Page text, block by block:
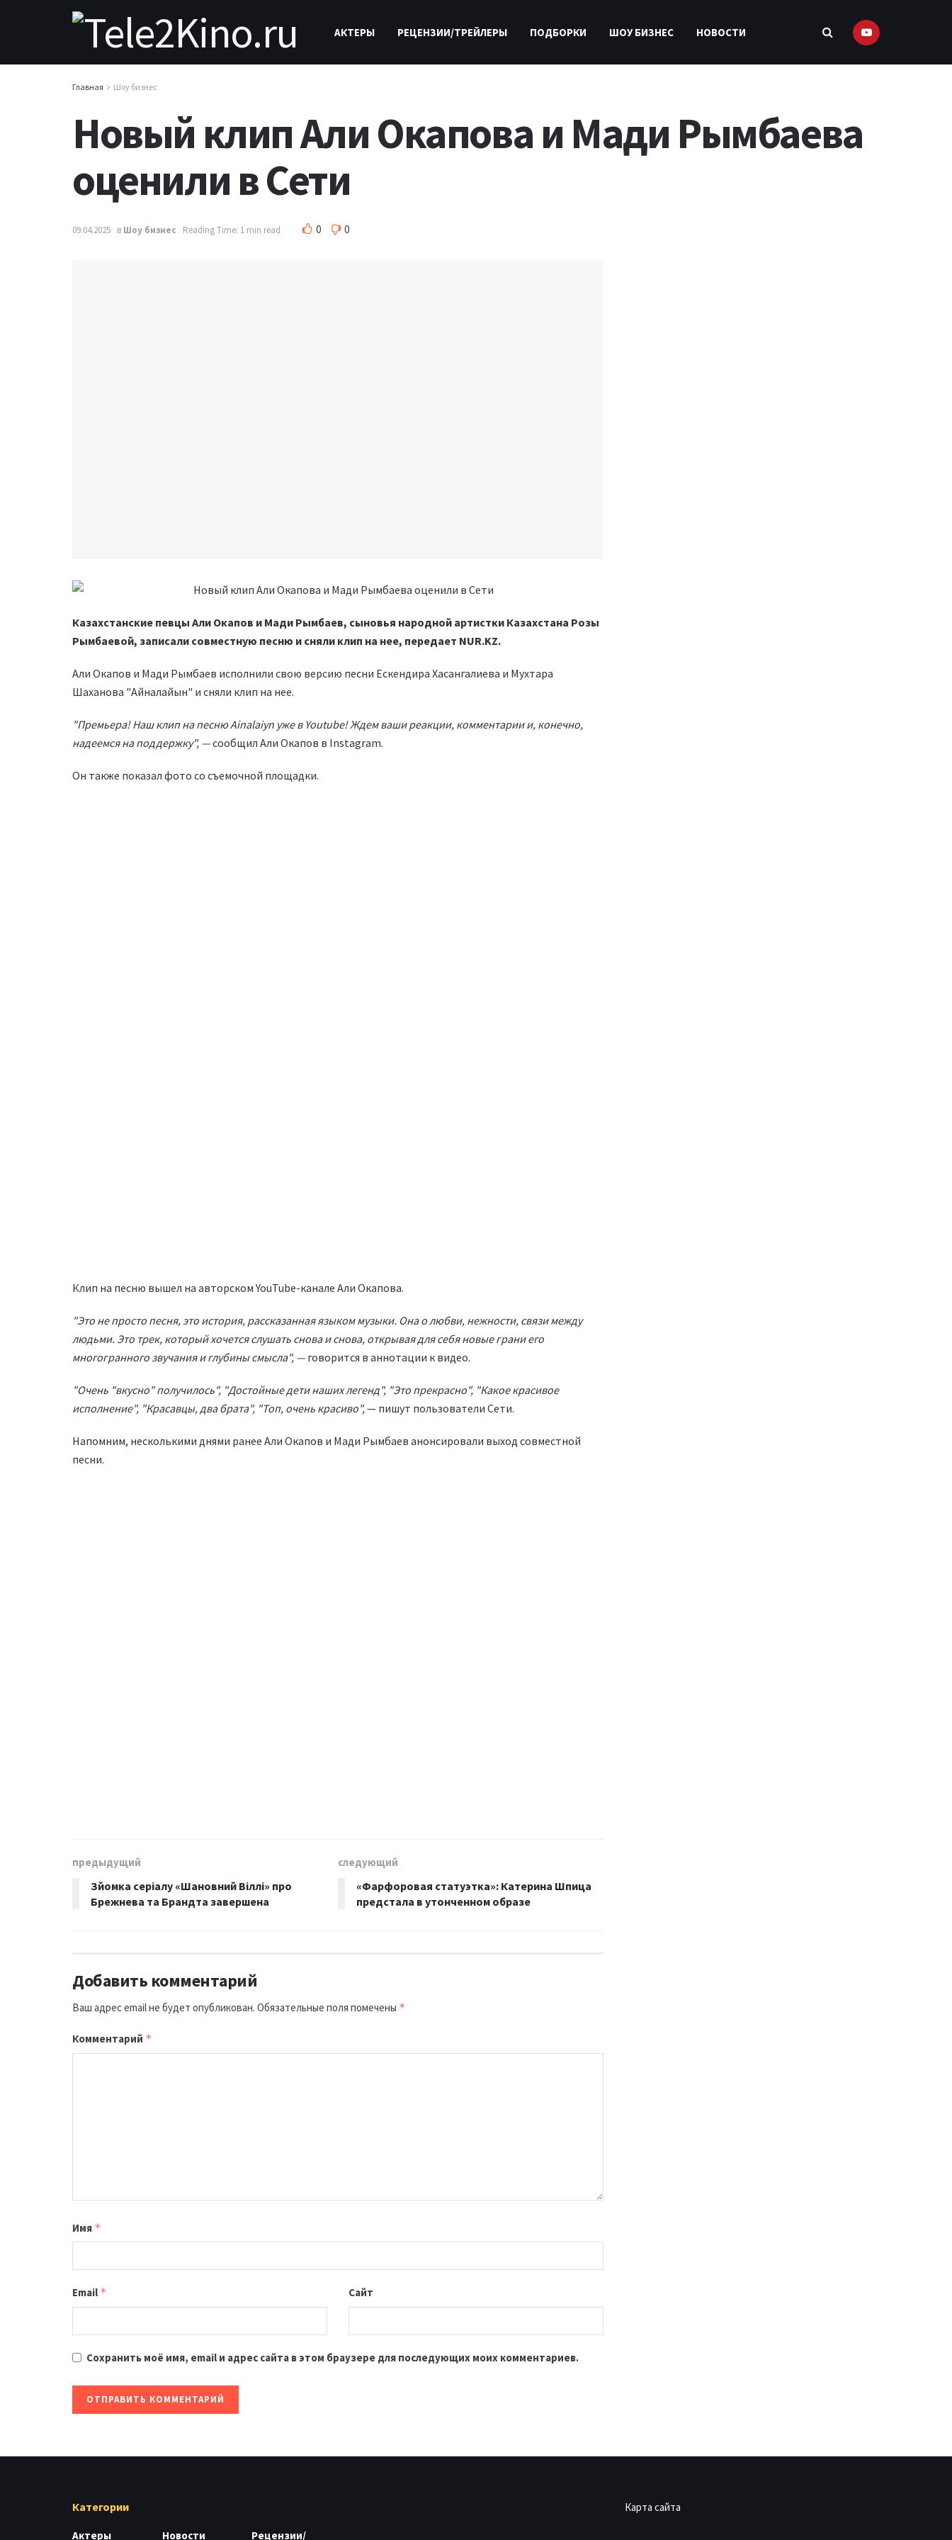
АКТЕРЫ РЕЦЕНЗИИ/ТРЕЙЛЕРЫ ПОДБОРКИ ШОУ БИЗНЕС НОВОСТИ
Главная Шоу бизнес
Новый клип Али Окапова и Мади Рымбаева
оценили в Сети
09.04.2025 в Шоу бизнес Reading Time: 1 min read 0 0
Казахстанские певцы Али Окапов и Мади Рымбаев, сыновья народной артистки Казахстана Розы
Рымбаевой, записали совместную песню и сняли клип на нее, передает NUR.KZ.
Али Окапов и Мади Рымбаев исполнили свою версию песни Ескендира Хасангалиева и Мухтара
Шаханова "Айналайын" и сняли клип на нее.
"Премьера! Наш клип на песню Ainalaiyn уже в Youtube! Ждем ваши реакции, комментарии и, конечно,
надеемся на поддержку", —сообщил Али Окапов в Instagram.
Он также показал фото со съемочной площадки.
Клип на песню вышел на авторском YouTube-канале Али Окапова.
"Это не просто песня, это история, рассказанная языком музыки. Она о любви, нежности, связи между
людьми. Это трек, который хочется слушать снова и снова, открывая для себя новые грани его
многогранного звучания и глубины смысла", — говорится в аннотации к видео.
"Очень "вкусно" получилось", "Достойные дети наших легенд", "Это прекрасно", "Какое красивое
исполнение", "Красавцы, два брата", "Топ, очень красиво",— пишут пользователи Сети.
Напомним, несколькими днями ранее Али Окапов и Мади Рымбаев анонсировали выход совместной
песни.
предыдущий
Зйомка серіалу «Шановний Віллі» про
Брежнева та Брандта завершена
следующий
«Фарфоровая статуэтка»: Катерина Шпица
предстала в утонченном образе
Добавить комментарий
Ваш адрес email не будет опубликован. Обязательные поля помечены *
Комментарий *
Имя *
Email * Сайт
Сохранить моё имя, email и адрес сайта в этом браузере для последующих моих комментариев.
Категории
Актеры Новости Рецензии/
Карта сайта